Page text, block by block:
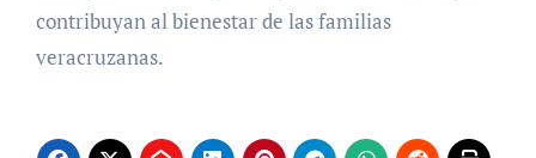
contribuyan al bienestar de las familias
veracruzanas.